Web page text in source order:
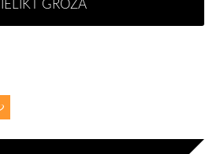
IELIKT GROZĀ